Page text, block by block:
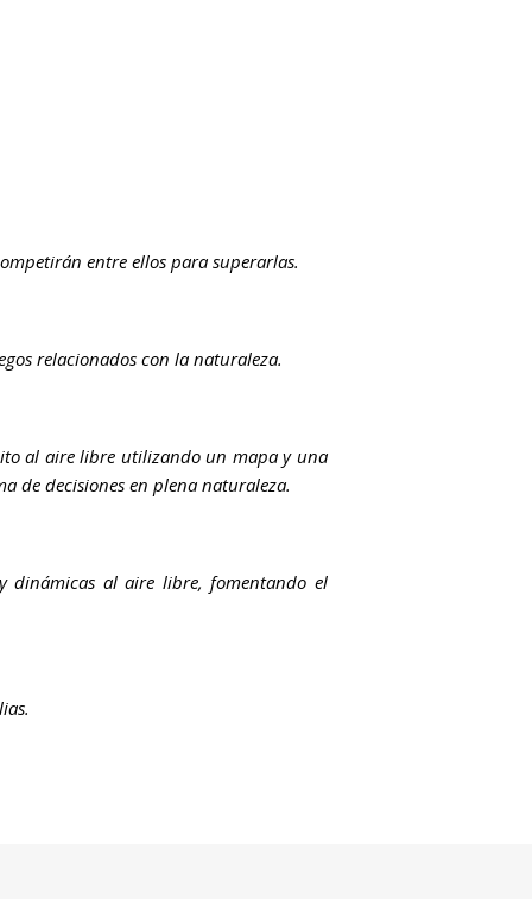
entre ellos para superarlas.
relacionados con la naturaleza.
al aire libre utilizando un mapa y una
de decisiones en plena naturaleza.
dinámicas al aire libre, fomentando el